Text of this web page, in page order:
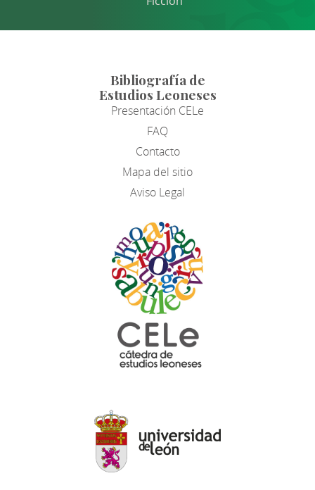
Bibliografía de
Estudios Leoneses
Presentación CELe
FAQ
Contacto
Mapa del sitio
Aviso Legal